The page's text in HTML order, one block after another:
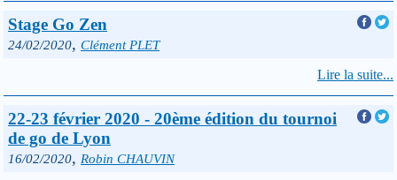
Stage Go Zen
24/02/2020, Clément PLET
Lire la suite...
22-23 février 2020 - 20ème édition du tournoi
de go de Lyon
16/02/2020, Robin CHAUVIN